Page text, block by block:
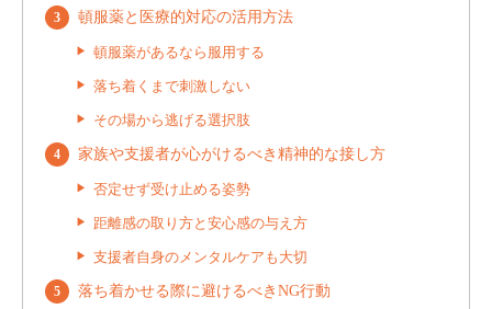
頓服薬と医療的対応の活用方法
頓服薬があるなら服用する
落ち着くまで刺激しない
その場から逃げる選択肢
家族や支援者が心がけるべき精神的な接し方
否定せず受け止める姿勢
距離感の取り方と安心感の与え方
支援者自身のメンタルケアも大切
落ち着かせる際に避けるべきNG行動